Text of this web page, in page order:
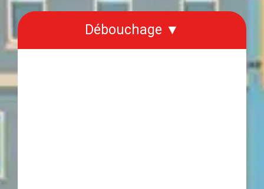
Débouchage ▼